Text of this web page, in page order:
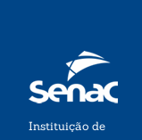
Instituição de